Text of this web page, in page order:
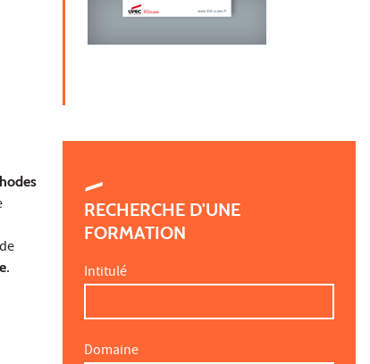
.
RECHERCHE D'UNE
FORMATION
Intitulé
Domaine